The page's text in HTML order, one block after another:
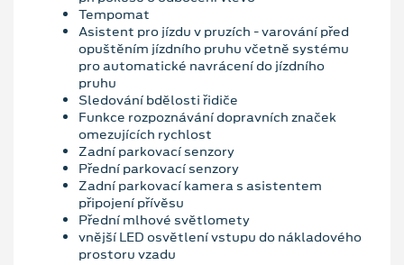
Tempomat
Asistent pro jízdu v pruzích - varování před
opuštěním jízdního pruhu včetně systému
pro automatické navrácení do jízdního
pruhu
Sledování bdělosti řidiče
Funkce rozpoznávání dopravních značek
omezujících rychlost
Zadní parkovací senzory
Přední parkovací senzory
Zadní parkovací kamera s asistentem
připojení přívěsu
Přední mlhové světlomety
vnější LED osvětlení vstupu do nákladového
prostoru vzadu